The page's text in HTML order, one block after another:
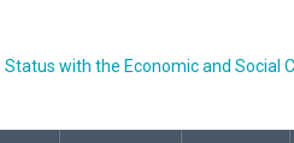
with the Economic and Social